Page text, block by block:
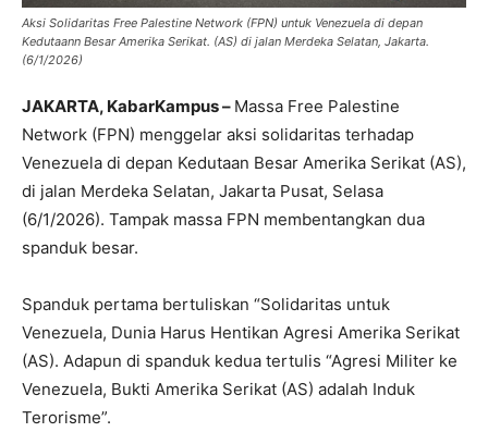
Aksi Solidaritas Free Palestine Network (FPN) untuk Venezuela di depan
Kedutaann Besar Amerika Serikat. (AS) di jalan Merdeka Selatan, Jakarta.
(6/1/2026)
JAKARTA, KabarKampus – Massa Free Palestine
Network (FPN) menggelar aksi solidaritas terhadap
Venezuela di depan Kedutaan Besar Amerika Serikat (AS),
di jalan Merdeka Selatan, Jakarta Pusat, Selasa
(6/1/2026). Tampak massa FPN membentangkan dua
spanduk besar.
Spanduk pertama bertuliskan “Solidaritas untuk
Venezuela, Dunia Harus Hentikan Agresi Amerika Serikat
(AS). Adapun di spanduk kedua tertulis “Agresi Militer ke
Venezuela, Bukti Amerika Serikat (AS) adalah Induk
Terorisme”.